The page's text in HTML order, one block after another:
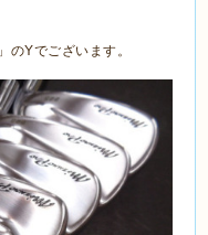
のYでございます。